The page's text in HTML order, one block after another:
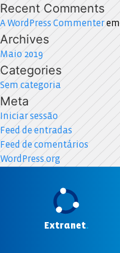
Recent Comments
A WordPress Commenterem
Archives
Maio 2019
Categories
Sem categoria
Meta
Iniciar sessão
Feed de entradas
Feed de comentários
WordPress.org
Extranet.